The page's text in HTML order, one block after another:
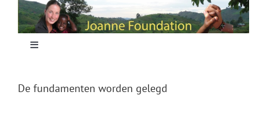
content
Toggle
De fundamenten worden gelegd